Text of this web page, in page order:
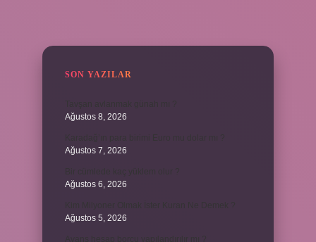
SON YAZILAR
Ağustos 8, 2026
Ağustos 7, 2026
Ağustos 6, 2026
Ağustos 5, 2026